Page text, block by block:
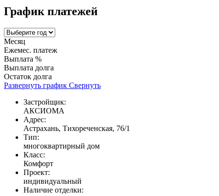
График платежей
Месяц
Ежемес. платеж
Выплата %
Выплата долга
Остаток долга
Развернуть график Свернуть
Застройщик:
АКСИОМА
Адрес:
Астрахань, Тихореченская, 76/1
Тип:
многоквартирный дом
Класс:
Комфорт
Проект:
индивидуальный
Наличие отделки: